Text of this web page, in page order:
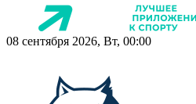
08 сентября 2026, Вт, 00:00